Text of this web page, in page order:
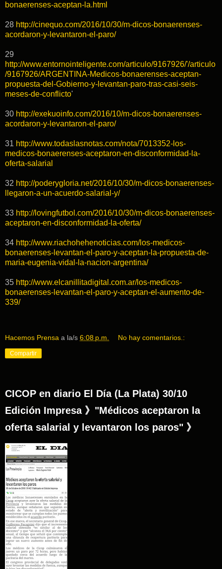
bonaerenses-aceptan-la.html
28 http://cinequo.com/2016/10/30/m-dicos-bonaerenses-
acordaron-y-levantaron-el-paro/
29
http://www.entornointeligente.com/articulo/9167926/'/articulo
/9167926/ARGENTINA-Medicos-bonaerenses-aceptan-
propuesta-del-Gobierno-y-levantan-paro-tras-casi-seis-
meses-de-conflicto'
30 http://exekuoinfo.com/2016/10/m-dicos-bonaerenses-
acordaron-y-levantaron-el-paro/
31 http://www.todaslasnotas.com/nota/7013352-los-
medicos-bonaerenses-aceptaron-en-disconformidad-la-
oferta-salarial
32 http://poderygloria.net/2016/10/30/m-dicos-bonaerenses-
llegaron-a-un-acuerdo-salarial-y/
33 http://lovingfutbol.com/2016/10/30/m-dicos-bonaerenses-
aceptaron-en-disconformidad-la-oferta/
34 http://www.riachohehenoticias.com/los-medicos-
bonaerenses-levantan-el-paro-y-aceptan-la-propuesta-de-
maria-eugenia-vidal-la-nacion-argentina/
35 http://www.elcanillitadigital.com.ar/los-medicos-
bonaerenses-levantan-el-paro-y-aceptan-el-aumento-de-
339/
Hacemos Prensa a la/s 6:08 p.m. No hay comentarios.:
Compartir
CICOP en diario El Día (La Plata) 30/10
Edición Impresa 》"Médicos aceptaron la
oferta salarial y levantaron los paros" 》